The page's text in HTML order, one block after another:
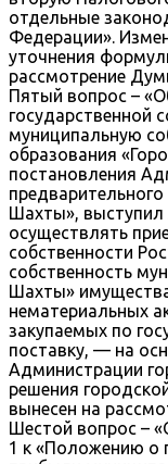
отдельные
Федерации».
уточнения
рассмотрение
Пятый вопрос –
государственной
муниципальную
образования
постановления
Шахты»,
осуществлять
собственности
собственность
Шахты»
нематериальных
закупаемых по
поставку, — на
Администрации
решения
вынесен на
Шестой вопрос –
1 к «Положению о